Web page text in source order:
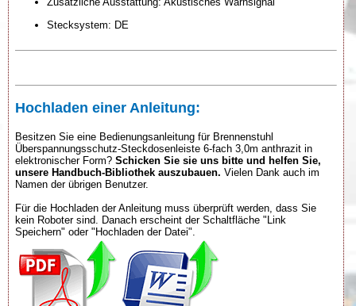
Stecksystem: DE
Hochladen einer Anleitung:
Besitzen Sie eine Bedienungsanleitung für Brennenstuhl
Überspannungsschutz-Steckdosenleiste 6-fach 3,0m anthrazit in
elektronischer Form? Schicken Sie sie uns bitte und helfen Sie,
unsere Handbuch-Bibliothek auszubauen. Vielen Dank auch im
Namen der übrigen Benutzer.
Für die Hochladen der Anleitung muss überprüft werden, dass Sie
kein Roboter sind. Danach erscheint der Schaltfläche "Link
Speichern" oder "Hochladen der Datei".